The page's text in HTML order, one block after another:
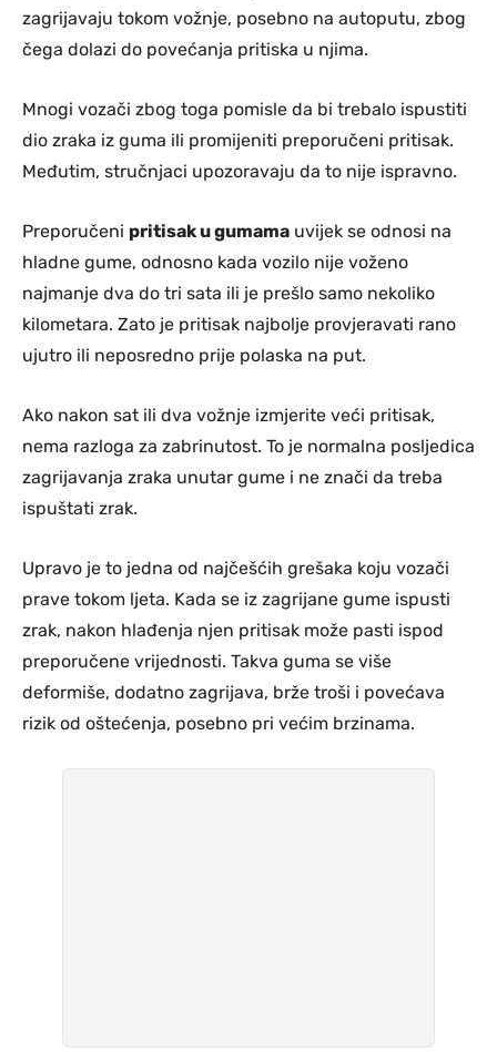
zagrijavaju tokom vožnje, posebno na autoputu, zbog
čega dolazi do povećanja pritiska u njima.
Mnogi vozači zbog toga pomisle da bi trebalo ispustiti
dio zraka iz guma ili promijeniti preporučeni pritisak.
Međutim, stručnjaci upozoravaju da to nije ispravno.
Preporučeni pritisak u gumama uvijek se odnosi na
hladne gume, odnosno kada vozilo nije voženo
najmanje dva do tri sata ili je prešlo samo nekoliko
kilometara. Zato je pritisak najbolje provjeravati rano
ujutro ili neposredno prije polaska na put.
Ako nakon sat ili dva vožnje izmjerite veći pritisak,
nema razloga za zabrinutost. To je normalna posljedica
zagrijavanja zraka unutar gume i ne znači da treba
ispuštati zrak.
Upravo je to jedna od najčešćih grešaka koju vozači
prave tokom ljeta. Kada se iz zagrijane gume ispusti
zrak, nakon hlađenja njen pritisak može pasti ispod
preporučene vrijednosti. Takva guma se više
deformiše, dodatno zagrijava, brže troši i povećava
rizik od oštećenja, posebno pri većim brzinama.